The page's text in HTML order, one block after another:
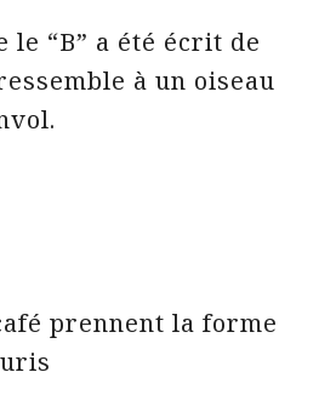
le “B” a été écrit de
à un oiseau
prennent la forme